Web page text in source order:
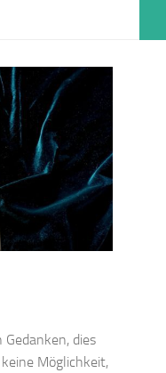
dies
Möglichkeit,